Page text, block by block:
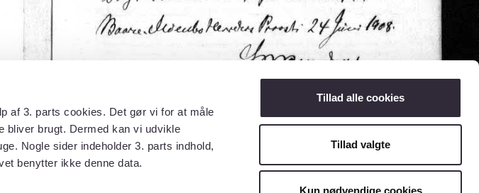
af 3. parts cookies. Det gør vi for at måle
bliver brugt. Dermed kan vi udvikle
Nogle sider indeholder 3. parts indhold,
benytter ikke denne data.
Tillad alle cookies
Tillad valgte
Kun nødvendige cookies